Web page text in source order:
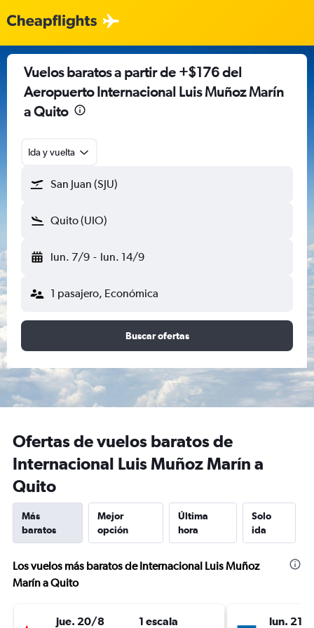
Vuelos baratos a partir de +$176 del
Aeropuerto Internacional Luis Muñoz Marín
a Quito
Ida y vuelta
San Juan (SJU)
Quito (UIO)
lun. 7/9 - lun. 14/9
1 pasajero, Económica
Buscar ofertas
Ofertas de vuelos baratos de
Internacional Luis Muñoz Marín a
Quito
Más
baratos
Mejor
opción
Última
hora
Solo
ida
Los vuelos más baratos de Internacional Luis Muñoz
Marín a Quito
jue. 20/8 1 escala lun. 21/